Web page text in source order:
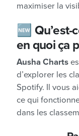
maximiser la
🆕 Qu’est-
en quoi ça
Ausha Charts
d’explorer les
Spotify. Il vous
ce qui
dans les